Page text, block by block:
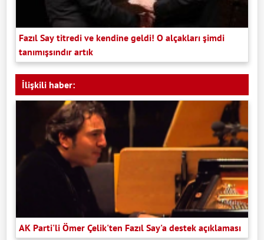
Fazıl Say titredi ve kendine geldi! O alçakları şimdi
tanımışsındır artık
İlişkili haber:
AK Parti'li Ömer Çelik'ten Fazıl Say'a destek açıklaması